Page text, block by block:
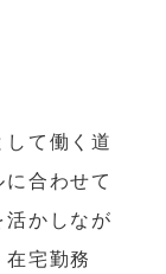
て働く道
合わせて
かしなが
宅勤務